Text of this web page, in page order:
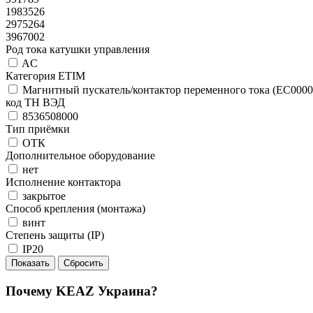
1983526
2975264
3967002
Род тока катушки управления
AC
Категория ETIM
Магнитный пускатель/контактор переменного тока
код ТН ВЭД
8536508000
Тип приёмки
ОТК
Дополнительное оборудование
нет
Исполнение контактора
закрытое
Способ крепления (монтажа)
винт
Степень защиты (IP)
IP20
Почему KEAZ Украина?